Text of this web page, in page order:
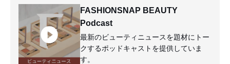
FASHIONSNAP BEAUTY
Podcast
最新のビューティニュースを題材にトー
クするポッドキャストを提供していま
す。